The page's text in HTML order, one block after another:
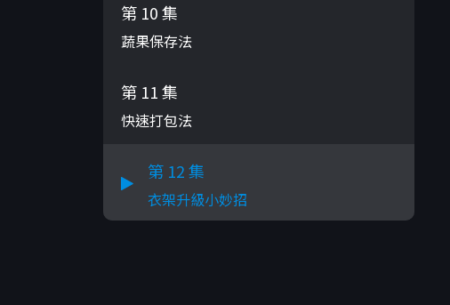
第 10 集
蔬果保存法
第 11 集
快速打包法
第 12 集
衣架升級小妙招